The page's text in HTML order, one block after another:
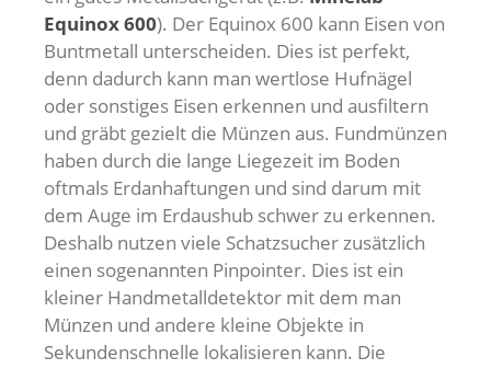
Equinox 600). Der Equinox 600 kann Eisen von
Buntmetall unterscheiden. Dies ist perfekt,
denn dadurch kann man wertlose Hufnägel
oder sonstiges Eisen erkennen und ausfiltern
und gräbt gezielt die Münzen aus. Fundmünzen
haben durch die lange Liegezeit im Boden
oftmals Erdanhaftungen und sind darum mit
dem Auge im Erdaushub schwer zu erkennen.
Deshalb nutzen viele Schatzsucher zusätzlich
einen sogenannten Pinpointer. Dies ist ein
kleiner Handmetalldetektor mit dem man
Münzen und andere kleine Objekte in
Sekundenschnelle lokalisieren kann. Die